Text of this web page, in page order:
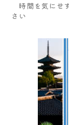
時間を気にせ
さい